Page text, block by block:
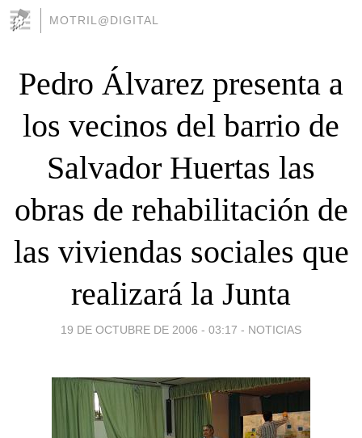
MOTRIL@DIGITAL
Pedro Álvarez presenta a
los vecinos del barrio de
Salvador Huertas las
obras de rehabilitación de
las viviendas sociales que
realizará la Junta
19 DE OCTUBRE DE 2006 - 03:17 - NOTICIAS